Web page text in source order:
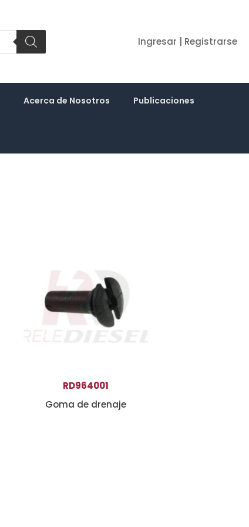
Ingresar | Registrarse
Acerca de Nosotros Publicaciones
RD964001
Goma de drenaje